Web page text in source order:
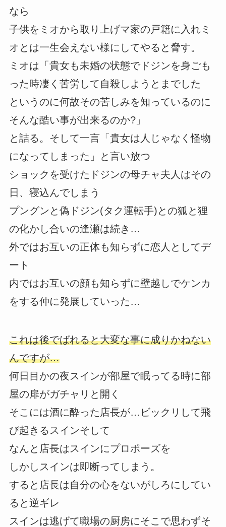
なら
子供をミオから取り上げマ家の戸籍に入れミ
オとは一生会えない様にしてやると脅す。
ミオは「貴女も未婚の状態でドジンを身ごも
った時凄く苦労して自殺しようとまでした
というのに何故その苦しみを知っているのに
そんな酷い事が出来るのか?」
と詰る。そして一言「貴女は人じゃなく怪物
になってしまった」と言い放つ
ショックを受けたドジンの母チャ夫人はその
日、寝込んでしまう
プングンと偽ドジン(タク運転手)との狐と狸
の化かし合いの逢瀬は続き…
外ではお互いの正体も知らずに恋人としてデ
ート
内ではお互いの顔も知らずに壁越しでケンカ
をする仲に発展していった…
これは後でばれると大変な事に成りかねない
んですが…
何日目かの夜スインが部屋で眠ってる時に部
屋の扉がガチャリと開く
そこには酒に酔った店長が…ビックリして飛
び起きるスインそして
なんと店長はスインにプロポーズを
しかしスインは即断ってしまう。
すると店長は自分の心をないがしろにしてい
ると逆ギレ
スインは逃げて職場の厨房にそこで思わずそ